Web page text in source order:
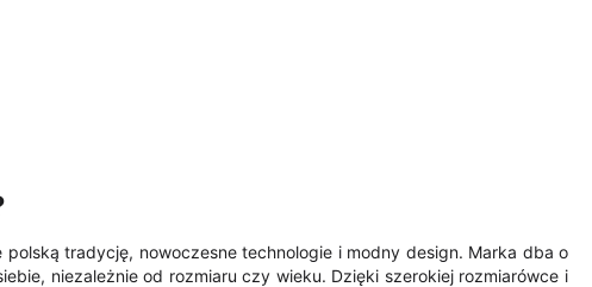
tradycję, nowoczesne technologie i modny design. Marka dba o
niezależnie od rozmiaru czy wieku. Dzięki szerokiej rozmiarówce i